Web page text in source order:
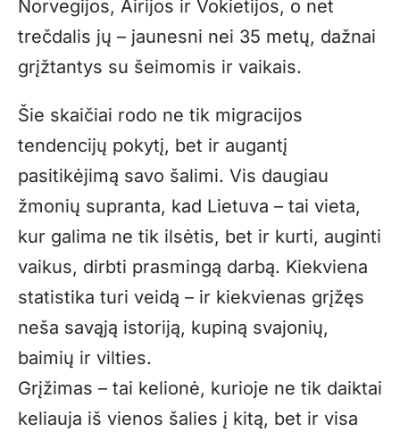
Norvegijos, Airijos ir Vokietijos, o net
trečdalis jų – jaunesni nei 35 metų, dažnai
grįžtantys su šeimomis ir vaikais.
Šie skaičiai rodo ne tik migracijos
tendencijų pokytį, bet ir augantį
pasitikėjimą savo šalimi. Vis daugiau
žmonių supranta, kad Lietuva – tai vieta,
kur galima ne tik ilsėtis, bet ir kurti, auginti
vaikus, dirbti prasmingą darbą. Kiekviena
statistika turi veidą – ir kiekvienas grįžęs
neša savąją istoriją, kupiną svajonių,
baimių ir vilties.
Grįžimas – tai kelionė, kurioje ne tik daiktai
keliauja iš vienos šalies į kitą, bet ir visa